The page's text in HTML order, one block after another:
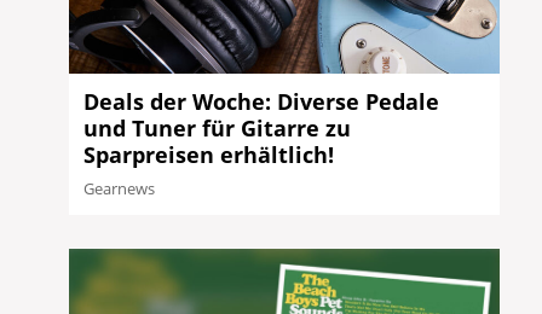
Deals der Woche: Diverse Pedale
und Tuner für Gitarre zu
Sparpreisen erhältlich!
Gearnews